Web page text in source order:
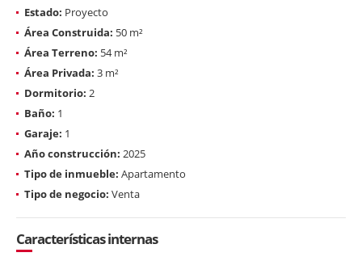
Estado: Proyecto
Área Construida: 50 m²
Área Terreno: 54 m²
Área Privada: 3 m²
Dormitorio: 2
Baño: 1
Garaje: 1
Año construcción: 2025
Tipo de inmueble: Apartamento
Tipo de negocio: Venta
Características internas